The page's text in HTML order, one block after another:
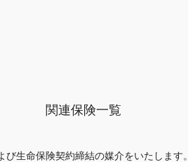
関連保険一覧
生命保険契約締結の媒介をいたします。